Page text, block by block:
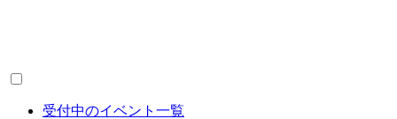
受付中のイベント一覧